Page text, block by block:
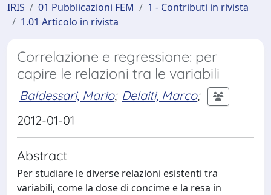
IRIS 01 Pubblicazioni FEM
1 - Contributi in rivista
1.01 Articolo in rivista
Correlazione e regressione: per
capire le relazioni tra le variabili
Baldessari, Mario; Delaiti, Marco;
2012-01-01
Abstract
Per studiare le diverse relazioni esistenti tra
variabili, come la dose di concime e la resa in